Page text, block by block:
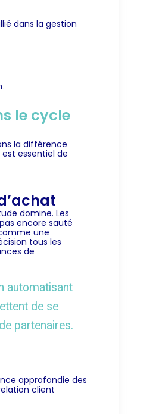
dans la gestion
le cycle
la différence
essentiel de
domine. Les
encore sauté
une
tous les
de
automatisant
de se
partenaires.
approfondie des
client